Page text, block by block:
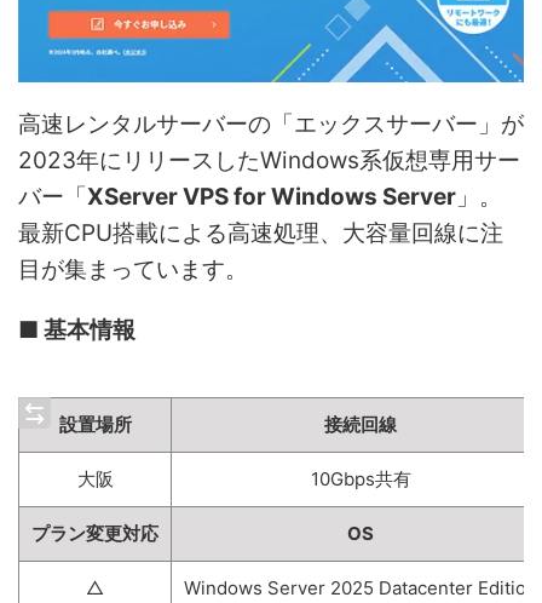
高速レンタルサーバーの「エックスサーバー」が
2023年にリリースしたWindows系仮想専用サー
バー「XServer VPS for Windows Server 」。
最新CPU搭載による高速処理、大容量回線に注
目が集まっています。
■ 基本情報
設置場所 接続回線
大阪 10Gbps共有
プラン変更対応 OS
△
Windows Server 2025 Datacenter Edition